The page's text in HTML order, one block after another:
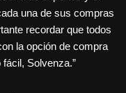
una de sus compras
recordar que todos
la opción de compra
Solvenza.”